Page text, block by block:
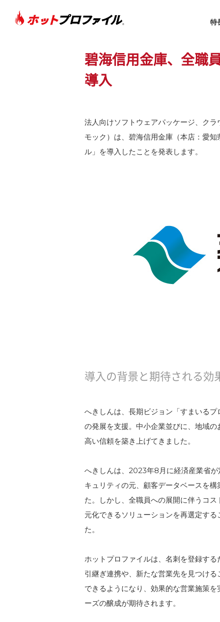
特
sitemap
データクレンジング/名寄せ
名刺データ化/自動整理
碧海信用金庫、全職
導入
法人向けソフトウェアパッケージ、ク
モック）は、碧海信用金庫（本店：愛
ル」を導入したことを発表します。
導入の背景と期待される効
へきしんは、長期ビジョン「すまいる
の発展を支援。中小企業並びに、地域
高い信頼を築き上げてきました。
へきしんは、2023年8月に経済産業省
キュリティの元、顧客データベースを
た。しかし、全職員への展開に伴うコ
元化できるソリューションを再選定す
た。
ホットプロファイルは、名刺を登録す
引継ぎ連携や、新たな営業先を見つけ
できるようになり、効果的な営業施策
ーズの醸成が期待されます。